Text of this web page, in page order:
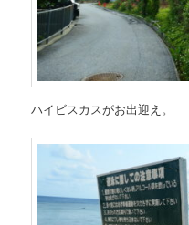
ハイビスカスがお出迎え。